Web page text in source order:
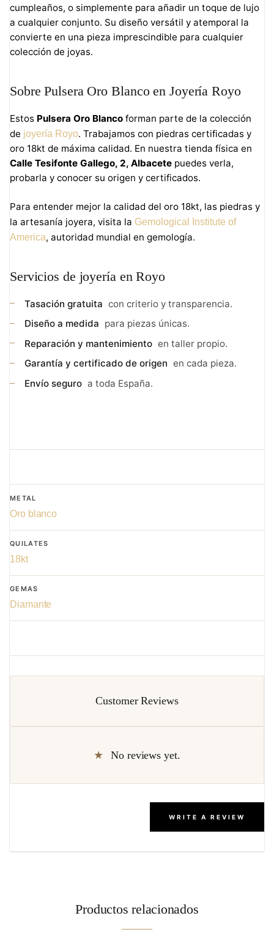
cumpleaños, o simplemente para añadir un toque de lujo
a cualquier conjunto. Su diseño versátil y atemporal la
convierte en una pieza imprescindible para cualquier
colección de joyas.
Sobre Pulsera Oro Blanco en Joyería Royo
Estos Pulsera Oro Blanco forman parte de la colección
de joyería Royo. Trabajamos con piedras certificadas y
oro 18kt de máxima calidad. En nuestra tienda física en
Calle Tesifonte Gallego, 2, Albacete puedes verla,
probarla y conocer su origen y certificados.
Para entender mejor la calidad del oro 18kt, las piedras y
la artesanía joyera, visita la Gemological Institute of
America, autoridad mundial en gemología.
Servicios de joyería en Royo
Tasación gratuita con criterio y transparencia.
Diseño a medida para piezas únicas.
Reparación y mantenimiento en taller propio.
Garantía y certificado de origen en cada pieza.
Envío seguro a toda España.
METAL
Oro blanco
QUILATES
18kt
GEMAS
Diamante
Customer Reviews
No reviews yet.
WRITE A REVIEW
Productos relacionados